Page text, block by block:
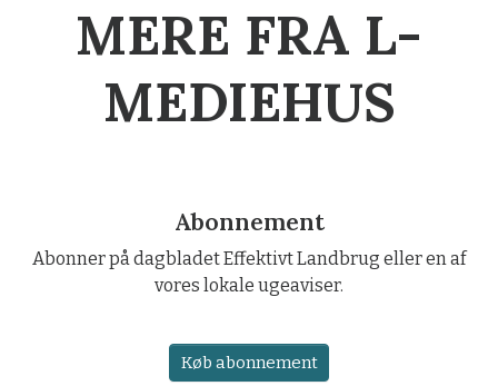
MERE FRA L-
MEDIEHUS
Abonnement
Abonner på dagbladet Effektivt Landbrug eller en af
vores lokale ugeaviser.
Køb abonnement